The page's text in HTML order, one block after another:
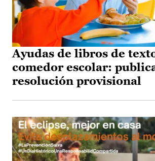
Ayudas de libros de
comedor escolar:
resolución provisional